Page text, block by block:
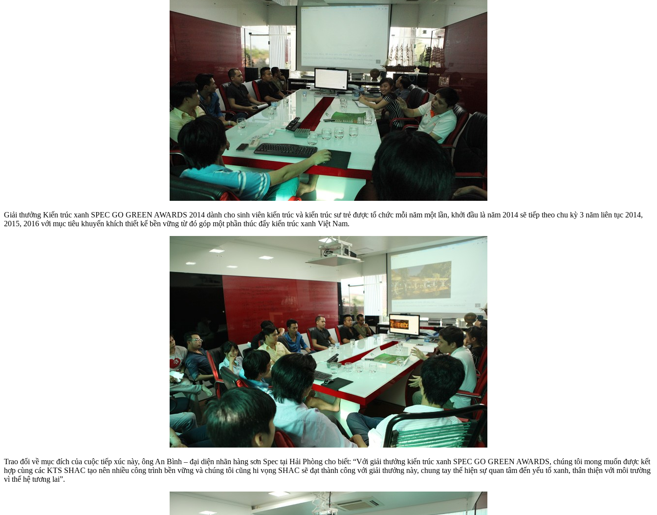
Giải thưởng Kiến trúc xanh SPEC GO GREEN AWARDS 2014 dành cho sinh viên kiến trúc và kiến trúc sư trẻ được tổ chức mỗi năm một lần, khởi đầu là năm 2014 sẽ tiếp theo chu kỳ 3 năm liên tục 2014,
2015, 2016 với mục tiêu khuyến khích thiết kế bền vững từ đó góp một phần thúc đẩy kiến trúc xanh Việt Nam.
Trao đổi về mục đích của cuộc tiếp xúc này, ông An Bình – đại diện nhãn hàng sơn Spec tại Hải Phòng cho biết: “Với giải thưởng kiến trúc xanh SPEC GO GREEN AWARDS, chúng tôi mong muốn được kết
hợp cùng các KTS SHAC tạo nên nhiều công trình bền vững và chúng tôi cũng hi vọng SHAC sẽ đạt thành công với giải thưởng này, chung tay thể hiện sự quan tâm đến yếu tố xanh, thân thiện với môi trường
vì thế hệ tương lai”.